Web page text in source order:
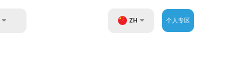
ZH 个人专区